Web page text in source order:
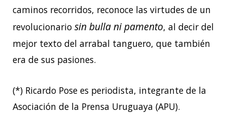
caminos recorridos, reconoce las virtudes de un
revolucionario sin bulla ni pamento, al decir del
mejor texto del arrabal tanguero, que también
era de sus pasiones.
(*) Ricardo Pose es periodista, integrante de la
Asociación de la Prensa Uruguaya (APU).